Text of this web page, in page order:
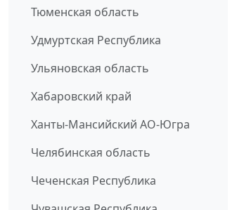
Тюменская область
Удмуртская Республика
Ульяновская область
Хабаровский край
Ханты-Мансийский АО-Югра
Челябинская область
Чеченская Республика